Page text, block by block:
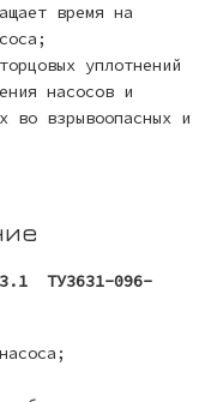
время на
уплотнений
насосов и
во взрывоопасных и
ТУ3631-096-